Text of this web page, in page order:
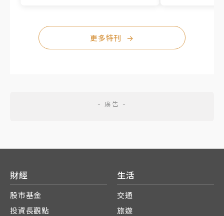
更多特刊 →
財經
股市基金
投資長觀點
生活
交通
旅遊